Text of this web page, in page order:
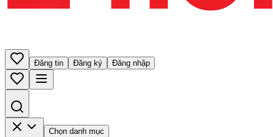
Đăng tin Đăng ký Đăng nhập
Chọn danh mục